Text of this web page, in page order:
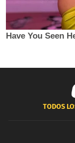
TODOS